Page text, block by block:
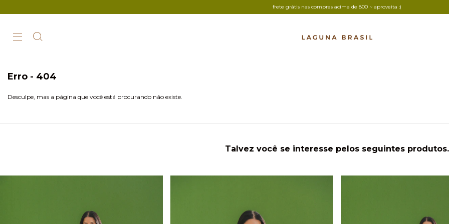
frete grátis nas compras acima de 800 ~ aproveita :)
Erro - 404
Desculpe, mas a página que você está procurando não existe.
Talvez você se interesse pelos seguintes produtos.